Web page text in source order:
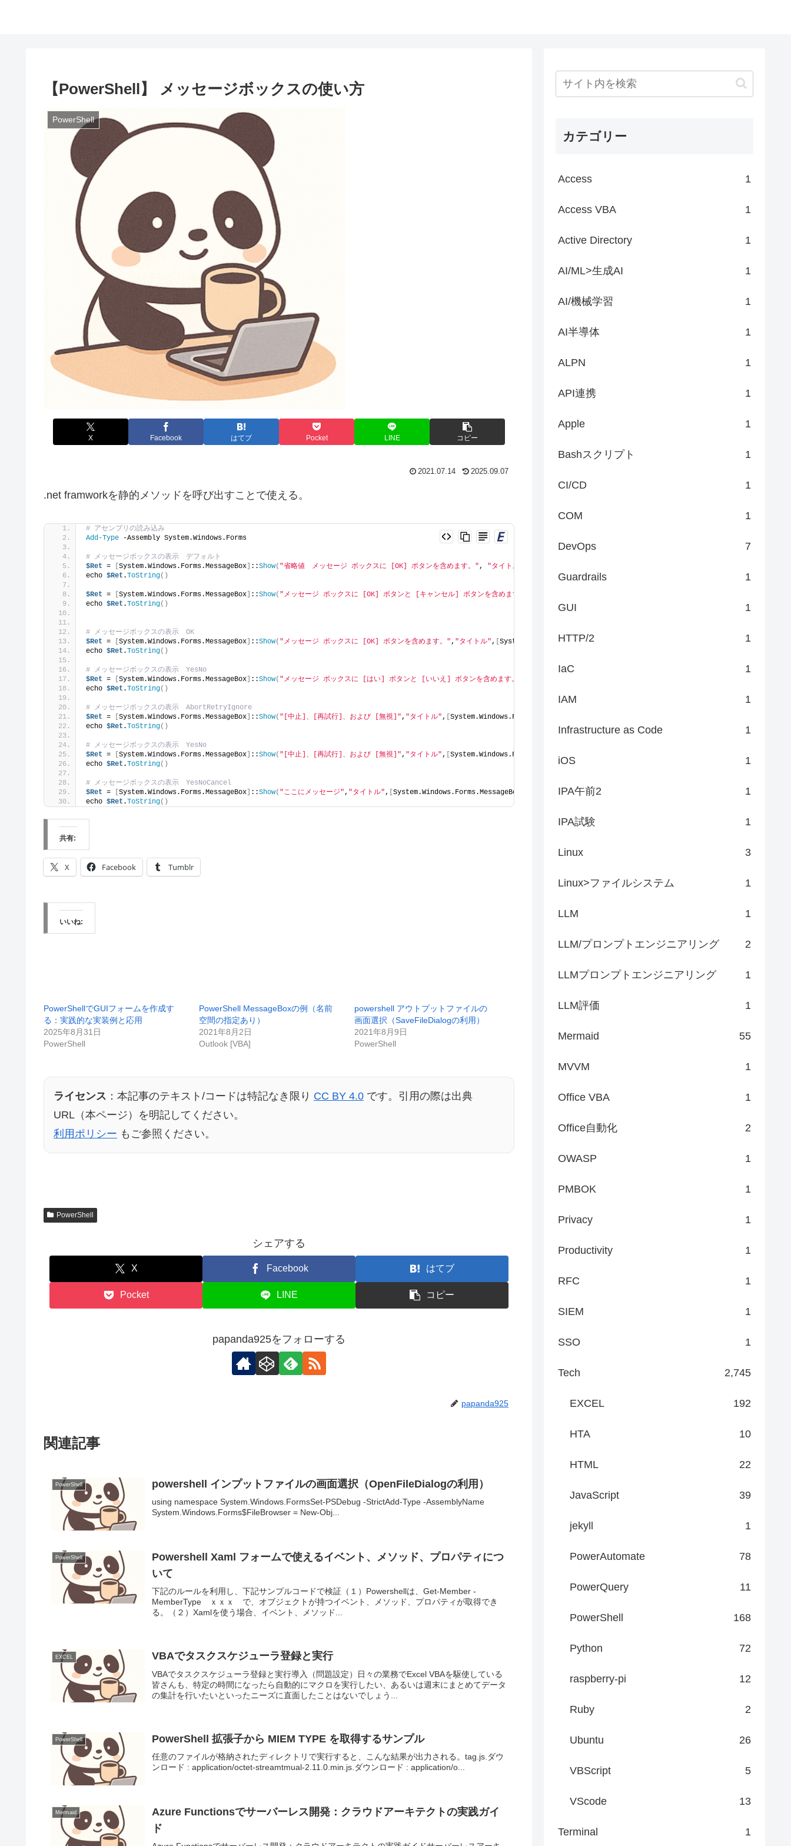
【PowerShell】 メッセージボックスの使い方
PowerShell
X Facebook はてブ Pocket LINE コピー
2021.07.14 2025.09.07
.net framworkを静的メソッドを呼び出すことで使える。
# アセンブリの読み込み
Add-Type -Assembly System.Windows.Forms
# メッセージボックスの表示　デフォルト
$Ret = System.Windows.Forms.MessageBox ::Show( "省略値　メッセージ ボックスに [OK] ボタンを含めます。", "タイトル"
echo $Ret .ToString()
$Ret = System.Windows.Forms.MessageBox ::Show( "メッセージ ボックスに [OK] ボタンと [キャンセル] ボタンを含めます。"
echo $Ret .ToString()
# メッセージボックスの表示　OK
$Ret = System.Windows.Forms.MessageBox ::Show( "メッセージ ボックスに [OK] ボタンを含めます。", "タイトル", System.Windows.Forms.MessageBoxButtons
echo $Ret .ToString()
# メッセージボックスの表示　YesNo
$Ret = System.Windows.Forms.MessageBox ::Show( "メッセージ ボックスに [はい] ボタンと [いいえ] ボタンを含めます。"
echo $Ret .ToString()
# メッセージボックスの表示　AbortRetryIgnore
$Ret = System.Windows.Forms.MessageBox ::Show( "[中止]、[再試行]、および [無視]", "タイトル", System.Windows.Forms.MessageBoxButtons
echo $Ret .ToString()
# メッセージボックスの表示　YesNo
$Ret = System.Windows.Forms.MessageBox ::Show( "[中止]、[再試行]、および [無視]", "タイトル", System.Windows.Forms.MessageBoxButtons
echo $Ret .ToString()
# メッセージボックスの表示　YesNoCancel
$Ret = System.Windows.Forms.MessageBox ::Show( "ここにメッセージ", "タイトル", System.Windows.Forms.MessageBoxButtons ::YesNoCancel
echo $Ret .ToString()
共有:
X Facebook Tumblr
いいね:
PowerShellでGUIフォームを作成す
る：実践的な実装例と応用
2025年8月31日
PowerShell
PowerShell MessageBoxの例（名前
空間の指定あり）
2021年8月2日
Outlook [VBA]
powershell アウトプットファイルの
画面選択（SaveFileDialogの利用）
2021年8月9日
PowerShell
ライセンス ：本記事のテキスト/コードは特記なき限り CC BY 4.0 です。引用の際は出典
URL（本ページ）を明記してください。
利用ポリシー もご参照ください。
PowerShell
シェアする
X Facebook はてブ
Pocket LINE コピー
papanda925をフォローする
papanda925
関連記事
PowerShell powershell インプットファイルの画面選択（OpenFileDialogの利用）
using namespace System.Windows.FormsSet-PSDebug -StrictAdd-Type -AssemblyName
System.Windows.Forms$FileBrowser = New-Obj...
PowerShell
Powershell Xaml フォームで使えるイベント、メソッド、プロパティにつ
いて
下記のルールを利用し、下記サンプルコードで検証（１）Powershellは、Get-Member -
MemberType ｘｘｘ で、オブジェクトが持つイベント、メソッド、プロパティが取得でき
る。（２）Xamlを使う場合、イベント、メソッド...
EXCEL VBAでタスクスケジューラ登録と実行
VBAでタスクスケジューラ登録と実行導入（問題設定）日々の業務でExcel VBAを駆使している
皆さんも、特定の時間になったら自動的にマクロを実行したい、あるいは週末にまとめてデータ
の集計を行いたいといったニーズに直面したことはないでしょう...
PowerShell PowerShell 拡張子から MIEM TYPE を取得するサンプル
任意のファイルが格納されたディレクトリで実行すると、こんな結果が出力される。tag.js.ダウ
ンロード : application/octet-streamtmual-2.11.0.min.js.ダウンロード : application/o...
Mermaid
Azure Functionsでサーバーレス開発：クラウドアーキテクトの実践ガイ
ド
カテゴリー
Access 1
Access VBA 1
Active Directory 1
AI/ML>生成AI 1
AI/機械学習 1
AI半導体 1
ALPN 1
API連携 1
Apple 1
Bashスクリプト 1
CI/CD 1
COM 1
DevOps 7
Guardrails 1
GUI 1
HTTP/2 1
IaC 1
IAM 1
Infrastructure as Code 1
iOS 1
IPA午前2 1
IPA試験 1
Linux 3
Linux>ファイルシステム 1
LLM 1
LLM/プロンプトエンジニアリング 2
LLMプロンプトエンジニアリング 1
LLM評価 1
Mermaid 55
MVVM 1
Office VBA 1
Office自動化 2
OWASP 1
PMBOK 1
Privacy 1
Productivity 1
RFC 1
SIEM 1
SSO 1
Tech 2,745
EXCEL 192
HTA 10
HTML 22
JavaScript 39
jekyll 1
PowerAutomate 78
PowerQuery 11
PowerShell 168
Python 72
raspberry-pi 12
Ruby 2
Ubuntu 26
VBScript 5
VScode 13
Terminal 1